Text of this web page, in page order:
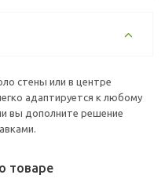
стены или в центре
адаптируется к любому
вы дополните решение
товаре